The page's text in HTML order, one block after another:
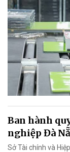
Ban hành
nghiệp Đà
Sở Tài chính và